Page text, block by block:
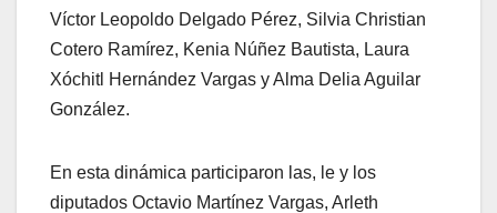
Víctor Leopoldo Delgado Pérez, Silvia Christian
Cotero Ramírez, Kenia Núñez Bautista, Laura
Xóchitl Hernández Vargas y Alma Delia Aguilar
González.
En esta dinámica participaron las, le y los
diputados Octavio Martínez Vargas, Arleth